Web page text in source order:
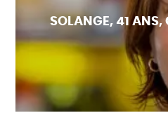
SOLANGE, 41 ANS,